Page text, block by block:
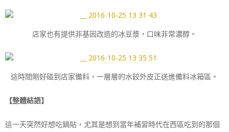
店家也有提供非基因改造的冰豆漿，口味非常濃醇。
這時間剛好碰到店家備料，一層層的水餃外皮正送進備料冰箱區。
【整體結語】
這一天突然好想吃鍋貼，尤其是想到當年補習時代在西區吃到的那個